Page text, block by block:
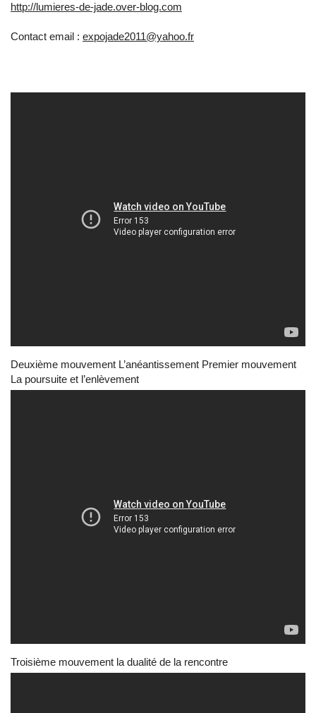
http://lumieres-de-jade.over-blog.com
Contact email : expojade2011@yahoo.fr
Deuxième mouvement L’anéantissement Premier mouvement
La poursuite et l’enlèvement
Troisième mouvement la dualité de la rencontre